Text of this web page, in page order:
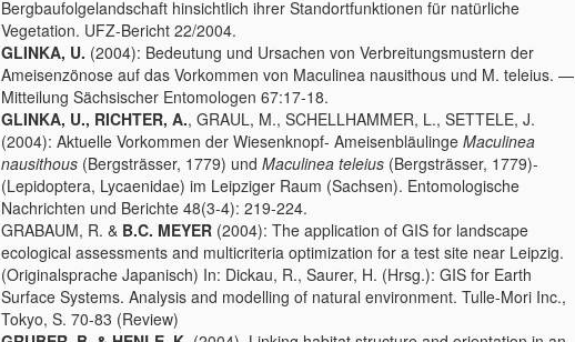
Bergbaufolgelandschaft hinsichtlich ihrer Standortfunktionen für natürliche
Vegetation. UFZ-Bericht 22/2004.
GLINKA, U. (2004): Bedeutung und Ursachen von Verbreitungsmustern der
Ameisenzönose auf das Vorkommen von Maculinea nausithous und M. teleius. —
Mitteilung Sächsischer Entomologen 67:17-18.
GLINKA, U., RICHTER, A., GRAUL, M., SCHELLHAMMER, L., SETTELE, J.
(2004): Aktuelle Vorkommen der Wiesenknopf- Ameisenbläulinge Maculinea
nausithous (Bergsträsser, 1779) und Maculinea teleius (Bergsträsser, 1779)-
(Lepidoptera, Lycaenidae) im Leipziger Raum (Sachsen). Entomologische
Nachrichten und Berichte 48(3-4): 219-224.
GRABAUM, R. & B.C. MEYER (2004): The application of GIS for landscape
ecological assessments and multicriteria optimization for a test site near Leipzig.
(Originalsprache Japanisch) In: Dickau, R., Saurer, H. (Hrsg.): GIS for Earth
Surface Systems. Analysis and modelling of natural environment. Tulle-Mori Inc.,
Tokyo, S. 70-83 (Review)